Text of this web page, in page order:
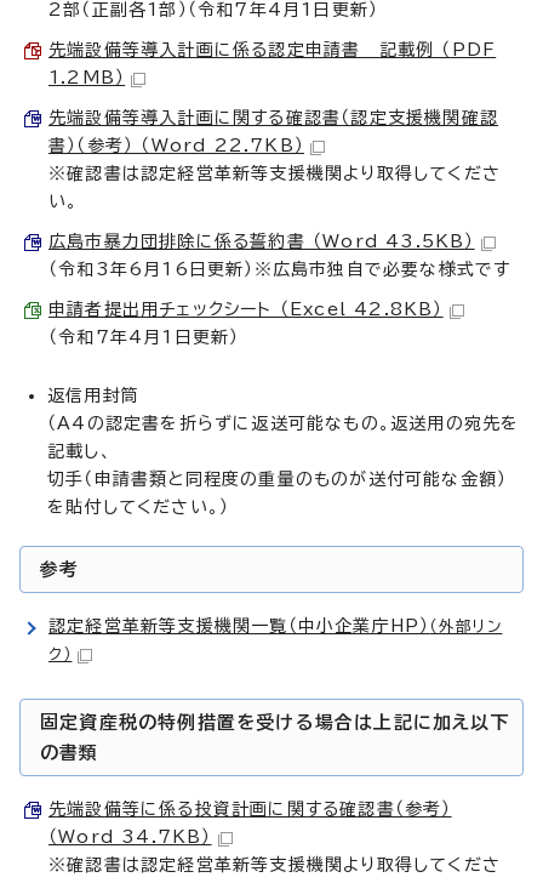
2部（正副各1部）（令和7年4月1日更新）
先端設備等導入計画に係る認定申請書 記載例 （PDF
1.2MB）
先端設備等導入計画に関する確認書（認定支援機関確認
書）（参考） （Word 22.7KB）
※確認書は認定経営革新等支援機関より取得してくださ
い。
広島市暴力団排除に係る誓約書 （Word 43.5KB）
（令和3年6月16日更新）※広島市独自で必要な様式です
申請者提出用チェックシート （Excel 42.8KB）
（令和7年4月1日更新）
返信用封筒
（A4の認定書を折らずに返送可能なもの。返送用の宛先を
記載し、
切手（申請書類と同程度の重量のものが送付可能な金額）
を貼付してください。）
参考
認定経営革新等支援機関一覧（中小企業庁HP） （外部リン
ク）
固定資産税の特例措置を受ける場合は上記に加え以下
の書類
先端設備等に係る投資計画に関する確認書（参考）
（Word 34.7KB）
※確認書は認定経営革新等支援機関より取得してくださ